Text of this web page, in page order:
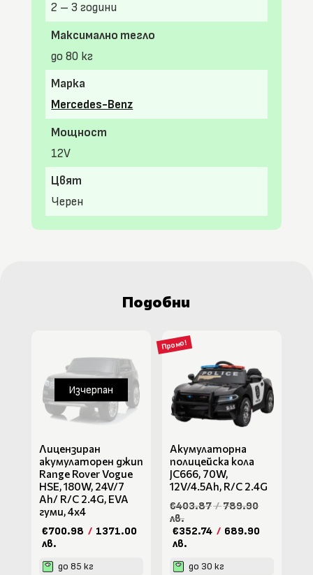
2 – 3 години
Максимално тегло
до 80 кг
Марка
Mercedes-Benz
Мощност
12V
Цвят
Черен
Подобни
Изчерпан
Лицензиран
акумулаторен джип
Range Rover Vogue
HSE, 180W, 24V/7
Ah/ R/C 2.4G, EVA
гуми, 4х4
€700.98 / 1371.00
лв.
до 85 кг
Промо!
Акумулаторна
полицейска кола
JC666, 70W,
12V/4.5Ah, R/C 2.4G
€403.87/789.90
лв.
€352.74 / 689.90
лв.
до 30 кг